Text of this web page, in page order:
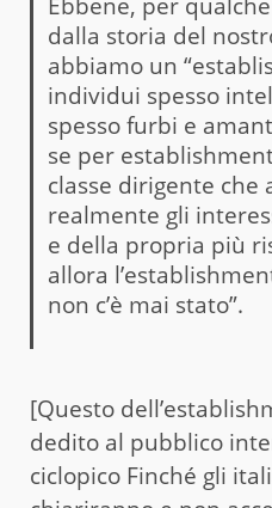
dalla storia del
abbiamo un
individui spesso
spesso furbi e
se per
classe dirigente che
realmente gli
e della propria più
allora
non c’è mai stato”.
[Questo
dedito al pubblico
ciclopico Finché gli